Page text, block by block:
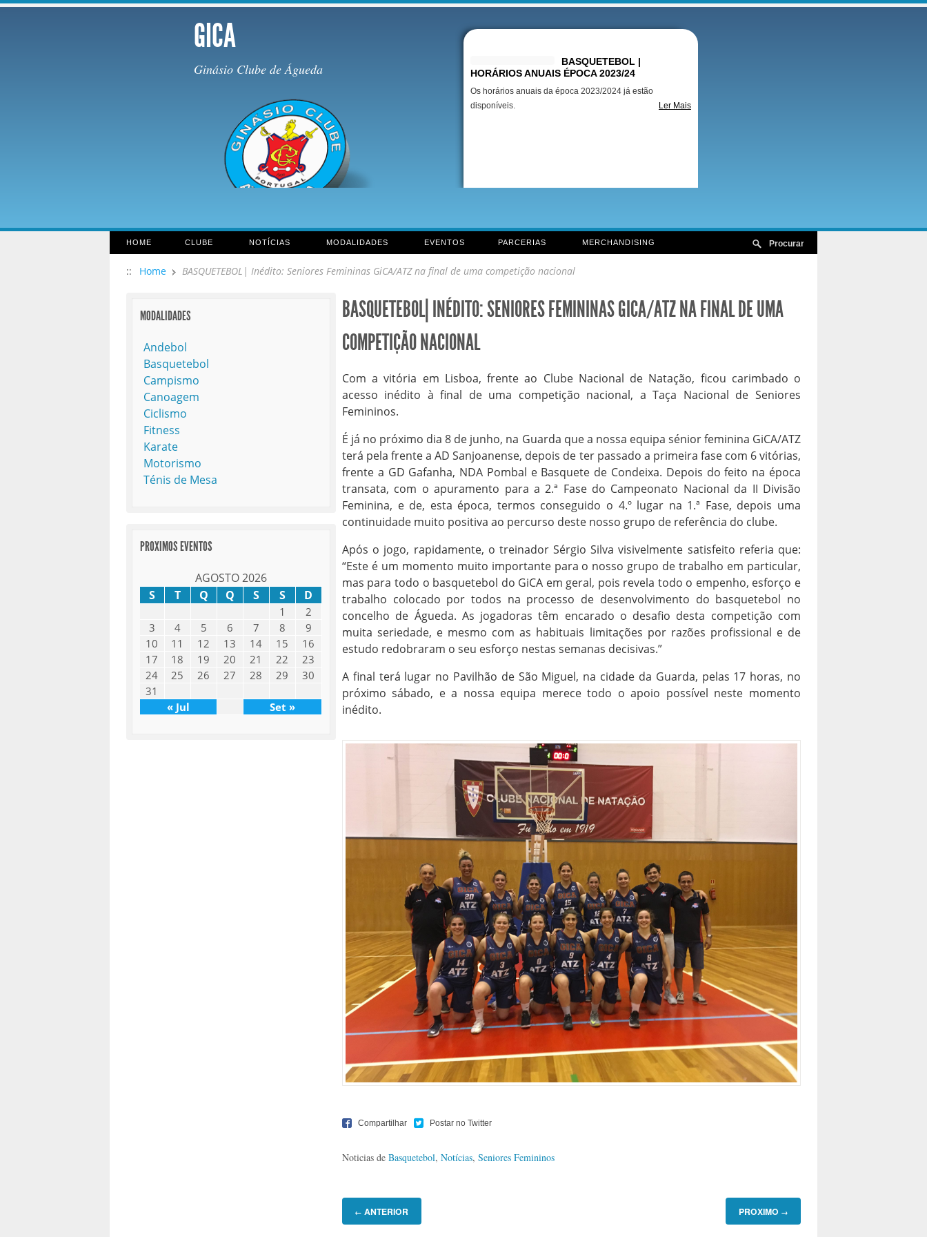
GICA
Ginásio Clube de Águeda
BASQUETEBOL |
HORÁRIOS ANUAIS ÉPOCA 2023/24
Os horários anuais da época 2023/2024 já estão
disponíveis.
Ler Mais
HOME CLUBE NOTÍCIAS MODALIDADES EVENTOS PARCERIAS MERCHANDISING
:: Home BASQUETEBOL| Inédito: Seniores Femininas GiCA/ATZ na final de uma competição nacional
BASQUETEBOL| INÉDITO: SENIORES FEMININAS GICA/ATZ NA FINAL DE UMA
COMPETIÇÃO NACIONAL
Com a vitória em Lisboa, frente ao Clube Nacional de Natação, ficou carimbado o
acesso inédito à final de uma competição nacional, a Taça Nacional de Seniores
Femininos.
É já no próximo dia 8 de junho, na Guarda que a nossa equipa sénior feminina GiCA/ATZ
terá pela frente a AD Sanjoanense, depois de ter passado a primeira fase com 6 vitórias,
frente a GD Gafanha, NDA Pombal e Basquete de Condeixa. Depois do feito na época
transata, com o apuramento para a 2.ª Fase do Campeonato Nacional da II Divisão
Feminina, e de, esta época, termos conseguido o 4.º lugar na 1.ª Fase, depois uma
continuidade muito positiva ao percurso deste nosso grupo de referência do clube.
Após o jogo, rapidamente, o treinador Sérgio Silva visivelmente satisfeito referia que:
“Este é um momento muito importante para o nosso grupo de trabalho em particular,
mas para todo o basquetebol do GiCA em geral, pois revela todo o empenho, esforço e
trabalho colocado por todos na processo de desenvolvimento do basquetebol no
concelho de Águeda. As jogadoras têm encarado o desafio desta competição com
muita seriedade, e mesmo com as habituais limitações por razões profissional e de
estudo redobraram o seu esforço nestas semanas decisivas.”
A final terá lugar no Pavilhão de São Miguel, na cidade da Guarda, pelas 17 horas, no
próximo sábado, e a nossa equipa merece todo o apoio possível neste momento
inédito.
Noticias de Basquetebol, Notícias, Seniores Femininos
← ANTERIOR PROXIMO →
MODALIDADES
Andebol
Basquetebol
Campismo
Canoagem
Ciclismo
Fitness
Karate
Motorismo
Ténis de Mesa
PROXIMOS EVENTOS
AGOSTO 2026
S
T Q Q S S D
1
2
3
4 5 6 7 8
9
10
11 12 13 14 15
16
17
18 19 20 21 22
23
24
25 26 27 28 29
30
31
« Jul
Set »